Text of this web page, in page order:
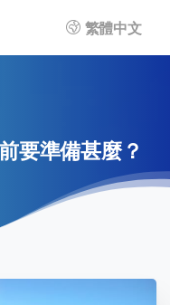
繁體中文
要準備甚麼？